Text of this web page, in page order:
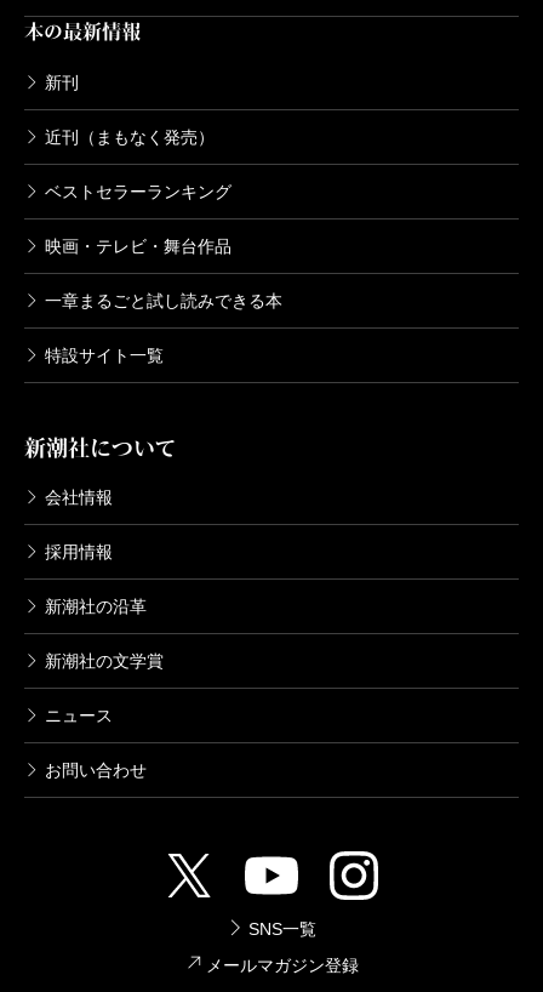
本の最新情報
新刊
近刊（まもなく発売）
ベストセラーランキング
映画・テレビ・舞台作品
一章まるごと試し読みできる本
特設サイト一覧
新潮社について
会社情報
採用情報
新潮社の沿革
新潮社の文学賞
ニュース
お問い合わせ
SNS一覧
メールマガジン登録